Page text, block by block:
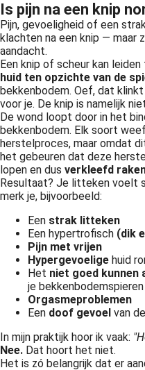
Is pijn na een knip
Pijn, gevoeligheid of een
klachten na een knip — maar
aandacht.
Een knip of scheur kan
huid ten opzichte van de
bekkenbodem. Oef, dat
voor je. De knip is namelijk
De wond loopt door in het
bekkenbodem. Elk soort
herstelproces, maar omdat
het gebeuren dat deze
lopen en dus verkleefd
Resultaat? Je litteken voelt
merk je, bijvoorbeeld:
Een strak litteken
Een hypertrofisch (dik
Pijn met vrijen
Hypergevoelige huid
Het niet goed kunnen
je bekkenbodemspieren
Orgasmeproblemen
Een doof gevoel van
In mijn praktijk hoor ik vaak:
Nee. Dat hoort het niet.
Het is zó belangrijk dat er